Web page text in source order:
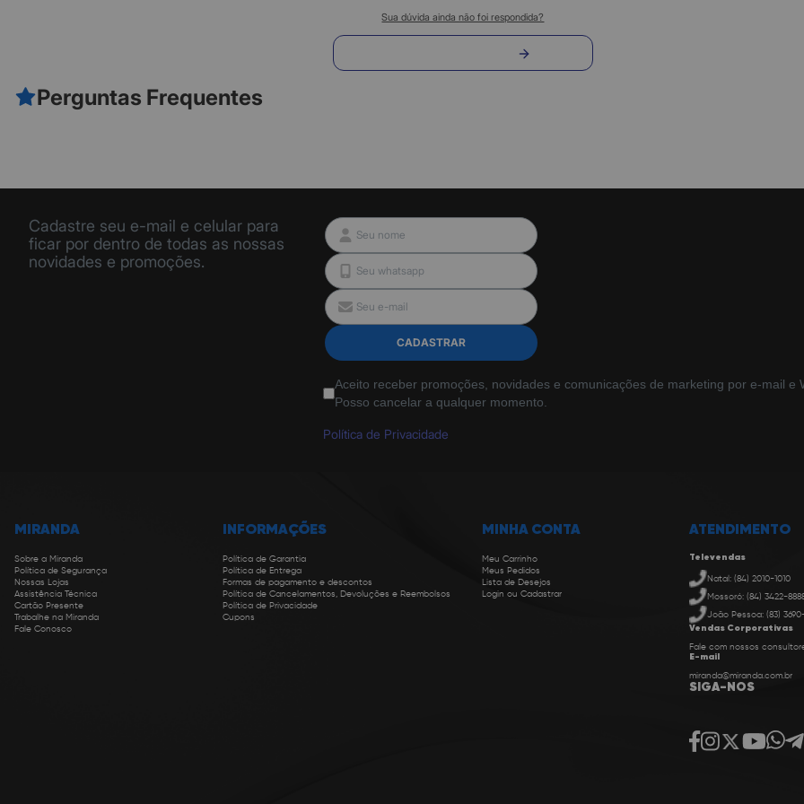
Sua dúvida ainda não foi respondida?
Perguntas Frequentes
Cadastre seu e-mail e celular para
ficar por dentro de todas as nossas
novidades e promoções.
CADASTRAR
Aceito receber promoções, novidades e comunicações de marketing por e-mail e
Posso cancelar a qualquer momento.
Política de Privacidade
MIRANDA
Sobre a Miranda
Política de Segurança
Nossas Lojas
Assistência Técnica
Cartão Presente
Trabalhe na Miranda
Fale Conosco
INFORMAÇÕES
Política de Garantia
Política de Entrega
Formas de pagamento e descontos
Política de Cancelamentos, Devoluções e Reembolsos
Política de Privacidade
Cupons
MINHA CONTA
Meu Carrinho
Meus Pedidos
Lista de Desejos
Login ou Cadastrar
ATENDIMENTO
Televendas
Natal: (84) 2010-1010
Mossoró: (84) 3422-
João Pessoa: (83) 3690-
Vendas Corporativas
Fale com nossos
E-mail
miranda@miranda.com.br
SIGA-NOS